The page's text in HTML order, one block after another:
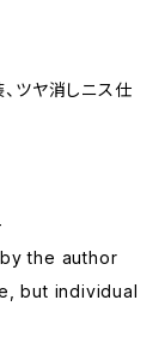
、ツヤ消しニス仕
the author
but individual